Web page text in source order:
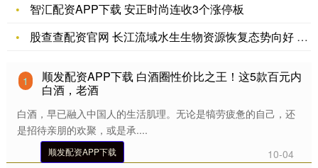
智汇配资APP下载 安正时尚连收3个涨停板
股查查配资官网 长江流域水生生物资源恢复态势向好 四大家鱼卵
1
顺发配资APP下载 白酒圈性价比之王！这5款百元内
白酒，老酒
白酒，早已融入中国人的生活肌理。无论是犒劳疲惫的自己，还
是招待亲朋的欢聚，或是承....
顺发配资APP下载
10-04